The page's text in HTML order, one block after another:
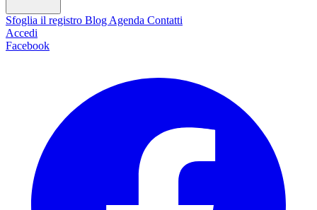
Sfoglia il registro Blog Agenda Contatti
Accedi
Facebook